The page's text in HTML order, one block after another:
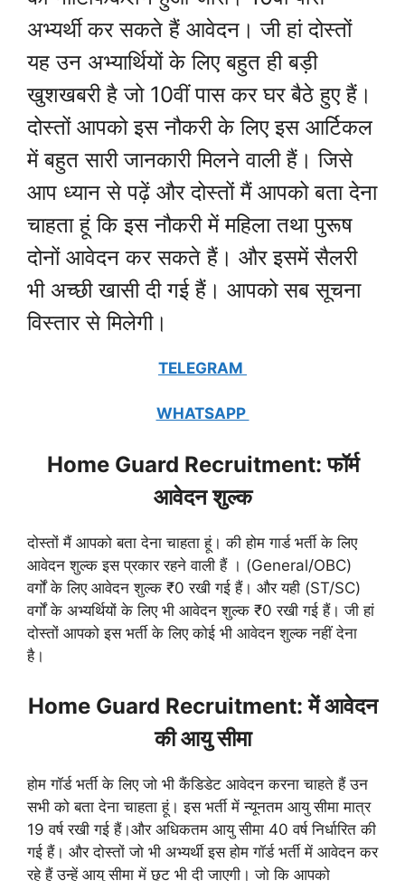
अभ्यर्थी कर सकते हैं आवेदन। जी हां दोस्तों
यह उन अभ्यार्थियों के लिए बहुत ही बड़ी
खुशखबरी है जो 10वीं पास कर घर बैठे हुए हैं।
दोस्तों आपको इस नौकरी के लिए इस आर्टिकल
में बहुत सारी जानकारी मिलने वाली हैं। जिसे
आप ध्यान से पढ़ें और दोस्तों मैं आपको बता देना
चाहता हूं कि इस नौकरी में महिला तथा पुरूष
दोनों आवेदन कर सकते हैं। और इसमें सैलरी
भी अच्छी खासी दी गई हैं। आपको सब सूचना
विस्तार से मिलेगी।
TELEGRAM
WHATSAPP
Home Guard Recruitment: फॉर्म
आवेदन शुल्क
दोस्तों मैं आपको बता देना चाहता हूं। की होम गार्ड भर्ती के लिए
आवेदन शुल्क इस प्रकार रहने वाली हैं । (General/OBC)
वर्गों के लिए आवेदन शुल्क ₹0 रखी गई हैं। और यही (ST/SC)
वर्गों के अभ्यर्थियों के लिए भी आवेदन शुल्क ₹0 रखी गई हैं। जी हां
दोस्तों आपको इस भर्ती के लिए कोई भी आवेदन शुल्क नहीं देना
है।
Home Guard Recruitment: में आवेदन
की आयु सीमा
होम गॉर्ड भर्ती के लिए जो भी कैंडिडेट आवेदन करना चाहते हैं उन
सभी को बता देना चाहता हूं। इस भर्ती में न्यूनतम आयु सीमा मात्र
19 वर्ष रखी गई हैं।और अधिकतम आयु सीमा 40 वर्ष निर्धारित की
गई हैं। और दोस्तों जो भी अभ्यर्थी इस होम गॉर्ड भर्ती में आवेदन कर
रहे हैं उन्हें आयु सीमा में छूट भी दी जाएगी। जो कि आपको